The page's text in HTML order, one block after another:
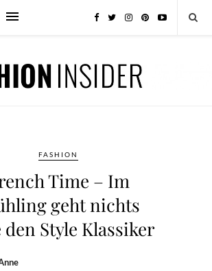
FASHION
Time – Im
geht nichts
den Style Klassiker